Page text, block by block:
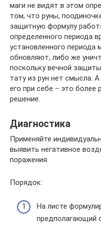
маги не видят в этом
том, что руны,
защитную формулу
определенного периода
установленного периода
обновляют, либо же
поскольку вечной
тату из рун нет смысла.
его при себе – это более
решение.
Диагностика
Применяйте
выявить негативное
поражения.
Порядок:
На листе
предполагающий